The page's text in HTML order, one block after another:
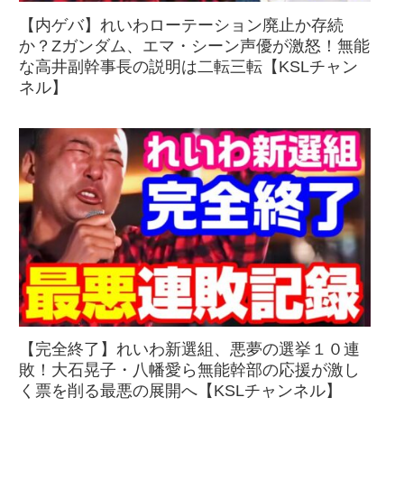
【内ゲバ】れいわローテーション廃止か存続
か？Zガンダム、エマ・シーン声優が激怒！無能
な高井副幹事長の説明は二転三転【KSLチャン
ネル】
【完全終了】れいわ新選組、悪夢の選挙１０連
敗！大石晃子・八幡愛ら無能幹部の応援が激し
く票を削る最悪の展開へ【KSLチャンネル】